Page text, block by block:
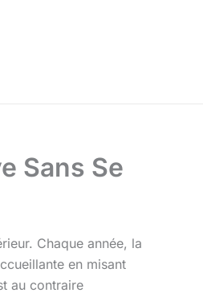
Sans Se
Chaque année, la
en misant
au contraire